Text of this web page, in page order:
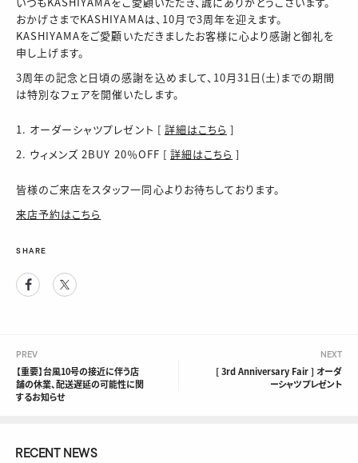
おかげさまでKASHIYAMAは、10月で3周年を迎えます。
KASHIYAMAをご愛顧いただきましたお客様に心より感謝と御礼を
申し上げます。
3周年の記念と日頃の感謝を込めまして、10月31日(土)までの期間
は特別なフェアを開催いたします。
1. オーダーシャツプレゼント [ 詳細はこちら ]
2. ウィメンズ 2BUY 20％OFF [ 詳細はこちら ]
皆様のご来店をスタッフ一同心よりお待ちしております。
来店予約はこちら
SHARE
Facebook
PREV
【重要】台風10号の接近に伴う店
舗の休業、配送遅延の可能性に関
するお知らせ
NEXT
[ 3rd Anniversary Fair ] オーダ
ーシャツプレゼント
RECENT NEWS